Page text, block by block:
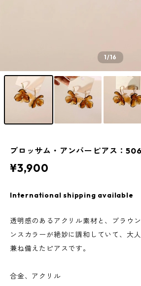
1/16
ブロッサム・アンバーピアス：506
¥3,900
International shipping available
透明感のあるアクリル素材と、ブラウ
ンスカラーが絶妙に調和していて、大
兼ね備えたピアスです。
合金、アクリル